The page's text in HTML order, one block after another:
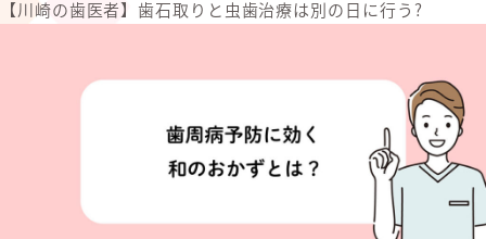
【川崎の歯医者】歯石取りと虫歯治療は別の日に行う?